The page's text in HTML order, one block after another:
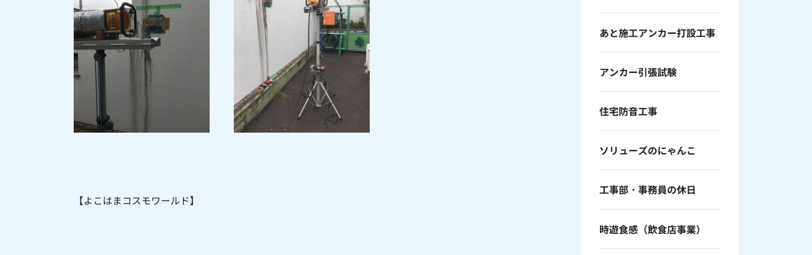
あと施工アンカー打設工事
アンカー引張試験
住宅防音工事
ソリューズのにゃんこ
工事部・事務員の休日
時遊食感（飲食店事業）
【よこはまコスモワールド】